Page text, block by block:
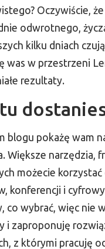
Oczywiście,
odwrotnego,
kilku dniach
was w przestrzeni
rezultaty.
blogu pokażę wam
Większe narzędzia,
możecie korzystać
konferencji i
co wybrać, więc nie
i zaproponuję
z którymi pracuję